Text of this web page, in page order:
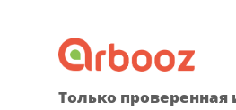
content
Только